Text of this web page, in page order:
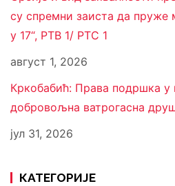
су спремни заиста да пруже
у 17“, РТВ 1/ РТС 1
август 1, 2026
Кркобабић: Права подршка у
добровољна ватрогасна
јул 31, 2026
КАТЕГОРИЈЕ